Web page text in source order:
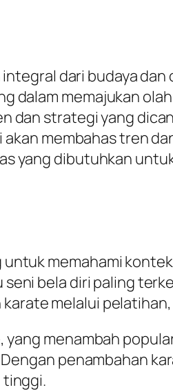
dari budaya dan
dalam memajukan
dan strategi yang
membahas tren
yang dibutuhkan
memahami
bela diri paling
melalui
yang menambah
penambahan
tinggi.